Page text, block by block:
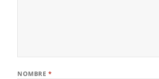
NOMBRE *